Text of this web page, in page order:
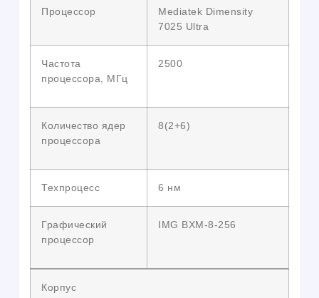
Процессор
Mediatek Dimensity
7025 Ultra
Частота
процессора, МГц
2500
Количество ядер
процессора
8(2+6)
Техпроцесс 6 нм
Графический
процессор
IMG BXM-8-256
Корпус